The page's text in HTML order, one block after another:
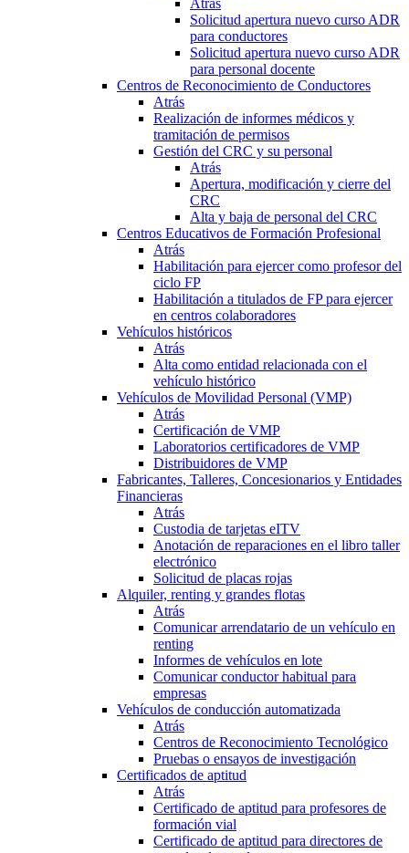
Atrás
Solicitud apertura nuevo curso ADR
para conductores
Solicitud apertura nuevo curso ADR
para personal docente
Centros de Reconocimiento de Conductores
Atrás
Realización de informes médicos y
tramitación de permisos
Gestión del CRC y su personal
Atrás
Apertura, modificación y cierre del
CRC
Alta y baja de personal del CRC
Centros Educativos de Formación Profesional
Atrás
Habilitación para ejercer como profesor del
ciclo FP
Habilitación a titulados de FP para ejercer
en centros colaboradores
Vehículos históricos
Atrás
Alta como entidad relacionada con el
vehículo histórico
Vehículos de Movilidad Personal (VMP)
Atrás
Certificación de VMP
Laboratorios certificadores de VMP
Distribuidores de VMP
Fabricantes, Talleres, Concesionarios y Entidades
Financieras
Atrás
Custodia de tarjetas eITV
Anotación de reparaciones en el libro taller
electrónico
Solicitud de placas rojas
Alquiler, renting y grandes flotas
Atrás
Comunicar arrendatario de un vehículo en
renting
Informes de vehículos en lote
Comunicar conductor habitual para
empresas
Vehículos de conducción automatizada
Atrás
Centros de Reconocimiento Tecnológico
Pruebas o ensayos de investigación
Certificados de aptitud
Atrás
Certificado de aptitud para profesores de
formación vial
Certificado de aptitud para directores de